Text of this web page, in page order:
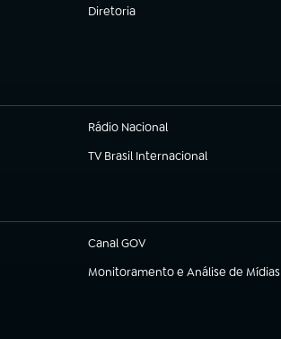
Diretoria
(abre em nova aba)
Rádio Nacional
(abre em nova aba)
TV Brasil Internacional
(abre em nova aba)
Canal GOV
(abre em nova aba)
Monitoramento e Análise de Mídias
(abre em nova aba)